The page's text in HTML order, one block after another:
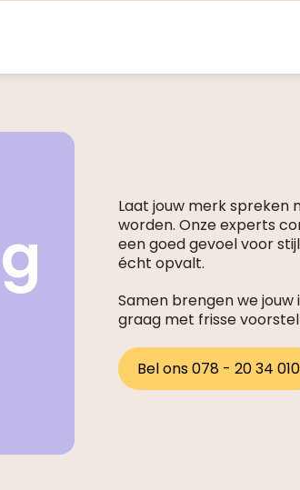
Laat jouw merk spreken
worden. Onze experts
een goed gevoel voor
écht opvalt.
Samen brengen we
graag met frisse
Bel ons 078 - 20 34 010